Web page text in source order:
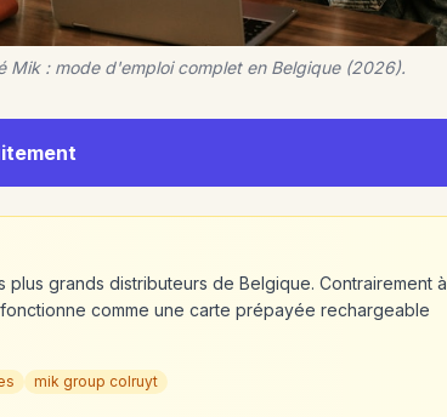
: mode d'emploi complet en Belgique (2026).
grands distributeurs de Belgique. Contrairement à
comme une carte prépayée rechargeable
mik group colruyt